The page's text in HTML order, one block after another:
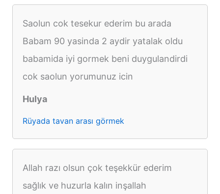
Saolun cok tesekur ederim bu arada
Babam 90 yasinda 2 aydir yatalak oldu
babamida iyi gormek beni duygulandirdi
cok saolun yorumunuz icin
Hulya
Rüyada tavan arası görmek
Allah razı olsun çok teşekkür ederim
sağlık ve huzurla kalın inşallah